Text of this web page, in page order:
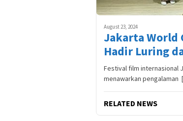
August 23, 2024
Jakarta World
Hadir Luring
Festival film internasional
menawarkan
RELATED NEWS